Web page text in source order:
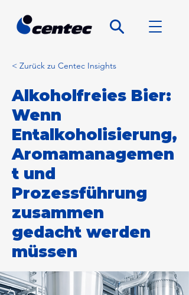
< Zurück zu Centec Insights
Alkoholfreies Bier:
Wenn
Entalkoholisierung,
Aromamanagemen
t und
Prozessführung
zusammen
gedacht werden
müssen